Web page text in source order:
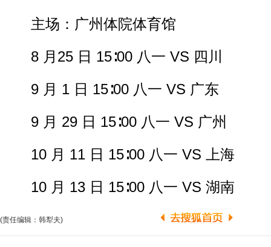
主场：广州体院体育馆
8 月25 日 15∶00 八一 VS 四川
9 月 1 日 15∶00 八一 VS 广东
9 月 29 日 15∶00 八一 VS 广州
10 月 11 日 15∶00 八一 VS 上海
10 月 13 日 15∶00 八一 VS 湖南
(责任编辑：韩犁夫)